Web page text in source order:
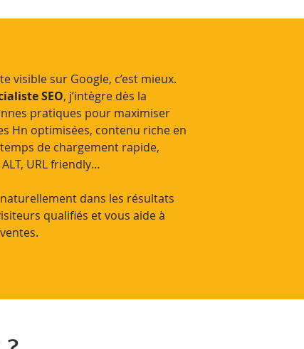
visible sur Google, c’est mieux.
SEO, j’intègre dès la
pratiques pour maximiser
Hn optimisées, contenu riche en
de chargement rapide,
URL friendly…
dans les résultats
qualifiés et vous aide à